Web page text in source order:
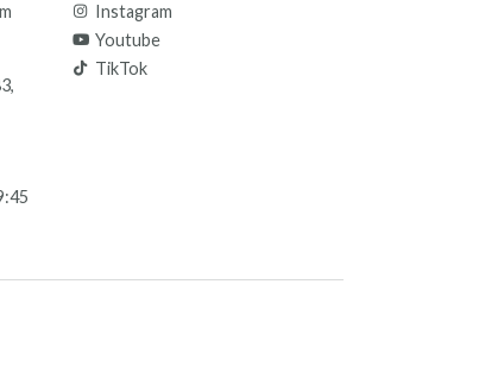
Instagram
Youtube
TikTok